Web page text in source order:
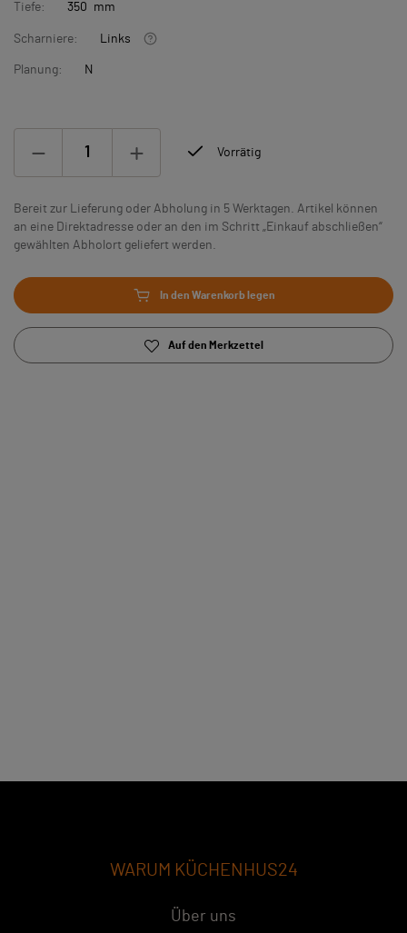
Tiefe: 350 mm
Scharniere: Links
Planung: N
Vorrätig
Bereit zur Lieferung oder Abholung in 5 Werktagen. Artikel können
an eine Direktadresse oder an den im Schritt „Einkauf abschließen“
gewählten Abholort geliefert werden.
In den Warenkorb legen
Auf den Merkzettel
WARUM KÜCHENHUS24
Über uns